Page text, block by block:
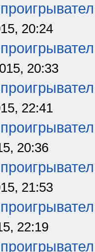
20:24
20:33
22:41
20:36
21:53
22:19